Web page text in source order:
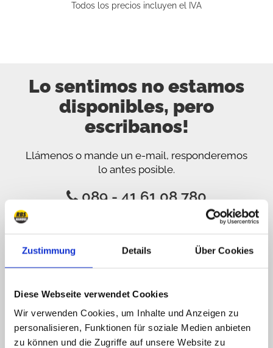
Zustimmung Details Über Cookies
Diese Webseite verwendet Cookies
Wir verwenden Cookies, um Inhalte und Anzeigen zu
personalisieren, Funktionen für soziale Medien anbieten
zu können und die Zugriffe auf unsere Website zu
Todos los precios incluyen el IVA
Lo sentimos no estamos
disponibles, pero
escribanos!
Llámenos o mande un e-mail, responderemos
lo antes posible.
089 - 41 61 08 780